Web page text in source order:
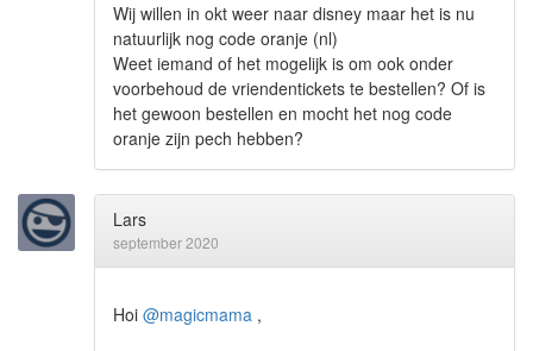
Wij willen in okt weer naar disney maar het is nu
natuurlijk nog code oranje (nl)
Weet iemand of het mogelijk is om ook onder
voorbehoud de vriendentickets te bestellen? Of is
het gewoon bestellen en mocht het nog code
oranje zijn pech hebben?
Lars
september 2020
Hoi @magicmama ,